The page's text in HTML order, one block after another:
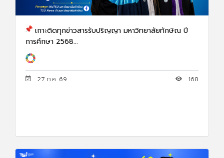
เกาะติดทุกข่าวสารรับปริญญา มหาวิทยาลัยทักษิณ ปี
การศึกษา 2568...
27 ก.ค. 69 168